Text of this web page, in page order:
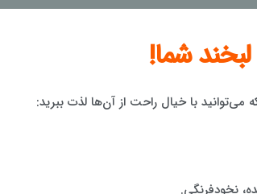
شما!
با خیال راحت از آن‌ها لذت ببرید: